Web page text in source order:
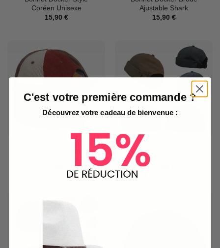
Coréen Unisexe
15,90 €
Ajustable Shark
15,90 €
Bonnet Docker Hiver pour
Bonnet Docker Réglable
C'est votre première commande ?
Découvrez votre cadeau de bienvenue :